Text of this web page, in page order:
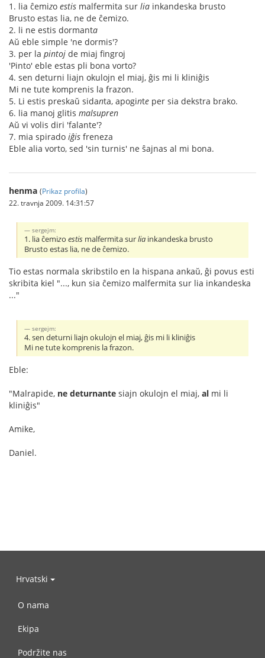
1. lia ĉemizo estis malfermita sur lia inkandeska brusto
Brusto estas lia, ne de ĉemizo.
2. li ne estis dormanta
Aŭ eble simple 'ne dormis'?
3. per la pintoj de miaj fingroj
'Pinto' eble estas pli bona vorto?
4. sen deturni liajn okulojn el miaj, ĝis mi li kliniĝis
Mi ne tute komprenis la frazon.
5. Li estis preskaŭ sidanta, apoginte per sia dekstra brako.
6. lia manoj glitis malsupren
Aŭ vi volis diri 'falante'?
7. mia spirado iĝis freneza
Eble alia vorto, sed 'sin turnis' ne ŝajnas al mi bona.
henma (Prikaz profila)
22. travnja 2009. 14:31:57
sergejm:
1. lia ĉemizoestis malfermita surlia inkandeska brusto
Brusto estas lia, ne de ĉemizo.
Tio estas normala skribstilo en la hispana ankaŭ, ĝi povus esti
skribita kiel "..., kun sia ĉemizo malfermita sur lia inkandeska
..."
sergejm:
4. sen deturni liajn okulojn el miaj, ĝis mi li kliniĝis
Mi ne tute komprenis la frazon.
Eble:
"Malrapide, ne deturnante siajn okulojn el miaj, al mi li
kliniĝis"
Amike,
Daniel.
Hrvatski
O nama
Ekipa
Podržite nas